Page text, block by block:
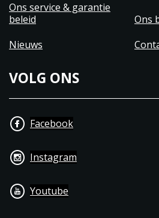
Ons service & garantie
beleid
Ons
Nieuws
VOLG ONS
Facebook
Instagram
Youtube